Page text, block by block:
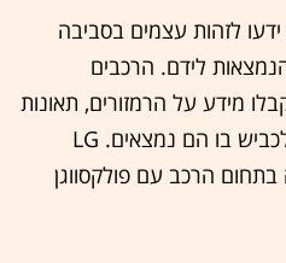
לזהות עצמים בסביבה
לידם. הרכבים
מידע על הרמזורים, תאונות
דרכים וכל דבר אחר הקשור לכביש בו הם נמצאים. LG
הרכב עם פולקסווגן